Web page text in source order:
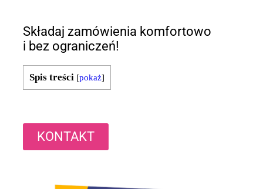
Składaj zamówienia komfortowo
i bez ograniczeń!
Spis treści [pokaż]
KONTAKT